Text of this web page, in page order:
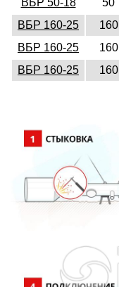
ВБР 160-25
160
ВБР 160-25
160
ВБР 160-25
160